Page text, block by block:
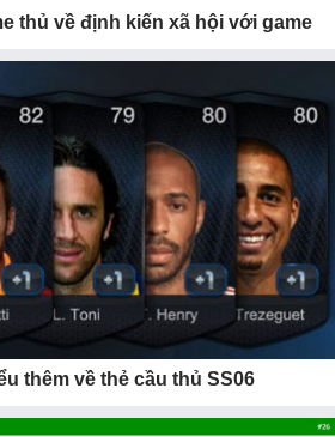
thủ về định kiến xã hội với game
thêm về thẻ cầu thủ SS06